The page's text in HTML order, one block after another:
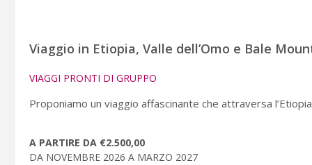
Viaggio in Etiopia, Valle dell’Omo e Bale
VIAGGI PRONTI DI GRUPPO
Proponiamo un viaggio affascinante che attraversa
A PARTIRE DA €2.500,00
DA NOVEMBRE 2026 A MARZO 2027